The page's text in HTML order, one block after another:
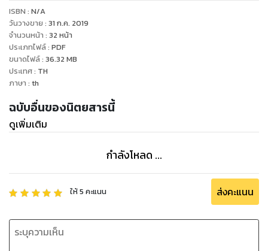
ISBN : N/A
วันวางขาย : 31 ก.ค. 2019
จำนวนหน้า : 32 หน้า
ประเภทไฟล์: PDF
ขนาดไฟล์: 36.32 MB
ประเทศ: TH
ภาษา : th
ฉบับอื่นของนิตยสารนี้
ดูเพิ่มเติม
กำลังโหลด ...
ให้5 คะแนน ส่งคะแนน